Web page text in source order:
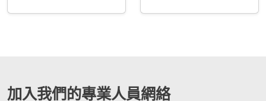
加入我們的專業人員網絡